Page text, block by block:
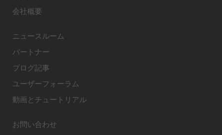
会社概要
ニュースルーム
パートナー
ブログ記事
ユーザーフォーラム
動画とチュートリアル
お問い合わせ